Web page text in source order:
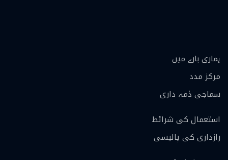
ہماری بارے ميں
مرکز مدد
سماجی ذمہ داری
استعمال کی شرائط
رازداری کی پالیسی